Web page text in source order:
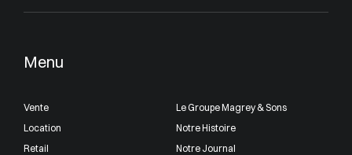
Menu
Vente
Location
Retail
Le Groupe Magrey & Sons
Notre Histoire
Notre Journal